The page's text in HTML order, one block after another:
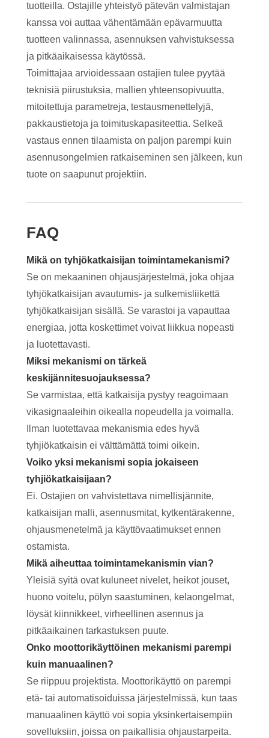
tuotteilla. Ostajille yhteistyö pätevän valmistajan
kanssa voi auttaa vähentämään epävarmuutta
tuotteen valinnassa, asennuksen vahvistuksessa
ja pitkäaikaisessa käytössä.
Toimittajaa arvioidessaan ostajien tulee pyytää
teknisiä piirustuksia, mallien yhteensopivuutta,
mitoitettuja parametreja, testausmenettelyjä,
pakkaustietoja ja toimituskapasiteettia. Selkeä
vastaus ennen tilaamista on paljon parempi kuin
asennusongelmien ratkaiseminen sen jälkeen, kun
tuote on saapunut projektiin.
FAQ
Mikä on tyhjökatkaisijan toimintamekanismi?
Se on mekaaninen ohjausjärjestelmä, joka ohjaa
tyhjökatkaisijan avautumis- ja sulkemisliikettä
tyhjökatkaisijan sisällä. Se varastoi ja vapauttaa
energiaa, jotta koskettimet voivat liikkua nopeasti
ja luotettavasti.
Miksi mekanismi on tärkeä
keskijännitesuojauksessa?
Se varmistaa, että katkaisija pystyy reagoimaan
vikasignaaleihin oikealla nopeudella ja voimalla.
Ilman luotettavaa mekanismia edes hyvä
tyhjiökatkaisin ei välttämättä toimi oikein.
Voiko yksi mekanismi sopia jokaiseen
tyhjiökatkaisijaan?
Ei. Ostajien on vahvistettava nimellisjännite,
katkaisijan malli, asennusmitat, kytkentärakenne,
ohjausmenetelmä ja käyttövaatimukset ennen
ostamista.
Mikä aiheuttaa toimintamekanismin vian?
Yleisiä syitä ovat kuluneet nivelet, heikot jouset,
huono voitelu, pölyn saastuminen, kelaongelmat,
löysät kiinnikkeet, virheellinen asennus ja
pitkäaikainen tarkastuksen puute.
Onko moottorikäyttöinen mekanismi parempi
kuin manuaalinen?
Se riippuu projektista. Moottorikäyttö on parempi
etä- tai automatisoiduissa järjestelmissä, kun taas
manuaalinen käyttö voi sopia yksinkertaisempiin
sovelluksiin, joissa on paikallisia ohjaustarpeita.